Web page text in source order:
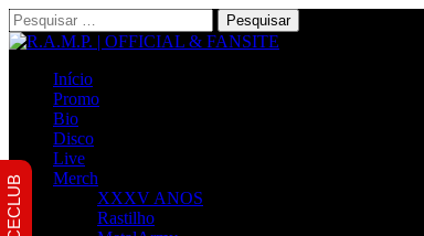
Pesquisar
por:
Início
Promo
Bio
Disco
Live
Merch
XXXV ANOS
Rastilho